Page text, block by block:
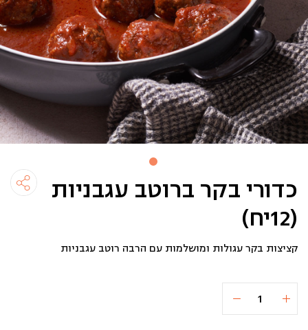
כדורי בקר ברוטב עגבניות
(12יח)
קציצות בקר עגולות ומושלמות עם הרבה רוטב עגבניות
כדורי